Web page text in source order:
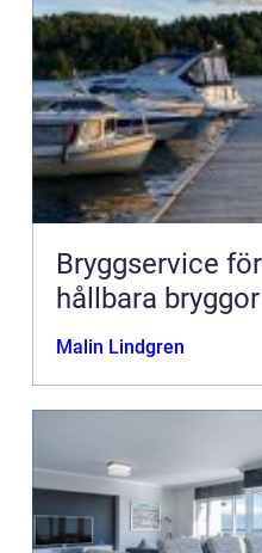
Bryggservice
hållbara
Malin Lindgren